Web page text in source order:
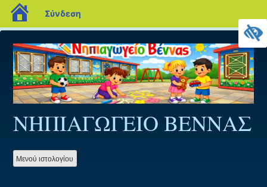
περιεχόμενο
ΝΗΠΙΑΓΩΓΕΙΟ ΒΕΝΝΑΣ
Mενού ιστολογίου
blogs.sch.gr
Σύνδεση